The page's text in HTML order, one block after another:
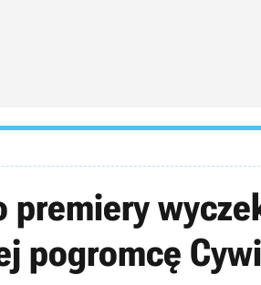
premiery
pogromcę